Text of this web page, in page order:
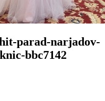
parad-narjadov-
bbc7142